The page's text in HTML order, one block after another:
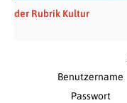
der Rubrik Kultur
Benutzername
Passwort